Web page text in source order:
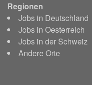
Regionen
Jobs in Deutschland
Jobs in Oesterreich
Jobs in der Schweiz
Andere Orte